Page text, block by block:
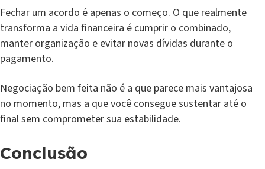
Fechar um acordo é apenas o começo. O que realmente
transforma a vida financeira é cumprir o combinado,
manter organização e evitar novas dívidas durante o
pagamento.
Negociação bem feita não é a que parece mais vantajosa
no momento, mas a que você consegue sustentar até o
final sem comprometer sua estabilidade.
Conclusão